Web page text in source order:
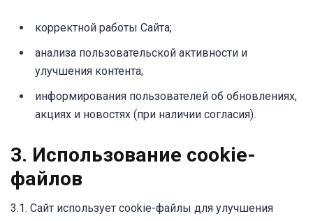
корректной работы Сайта;
анализа пользовательской активности и
улучшения контента;
информирования пользователей об обновлениях,
акциях и новостях (при наличии согласия).
3. Использование cookie-
файлов
3.1. Сайт использует cookie-файлы для улучшения